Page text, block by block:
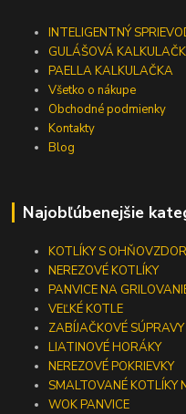
INTELIGENTNÝ
GULÁŠOVÁ
PAELLA KALKULAČKA
Všetko o nákupe
Obchodné podmienky
Kontakty
Blog
Najobľúbenejšie
KOTLÍKY S
NEREZOVÉ KOTLÍKY
PANVICE NA
VEĽKÉ KOTLE
ZABÍJAČKOVÉ SÚPRAVY
LIATINOVÉ HORÁKY
NEREZOVÉ POKRIEVKY
SMALTOVANÉ KOTLÍKY
WOK PANVICE